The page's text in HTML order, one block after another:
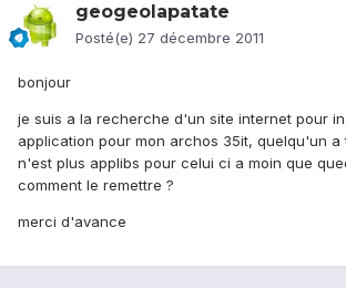
geogeolapatate
Posté(e) 27 décembre 2011
bonjour
je suis a la recherche d'un site internet pour
application pour mon archos 35it, quelqu'un a
n'est plus applibs pour celui ci a moin que
comment le remettre ?
merci d'avance